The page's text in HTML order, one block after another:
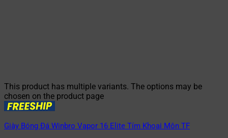
This product has multiple variants. The options may be
chosen on the product page
Giày Bóng Đá Winbro Vapor 16 Elite Tím Khoai Môn TF